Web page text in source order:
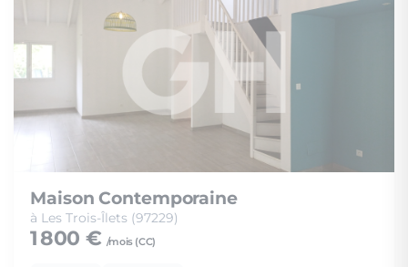
Maison Contemporaine
à Les Trois-Îlets (97229)
1 800 € /mois (CC)